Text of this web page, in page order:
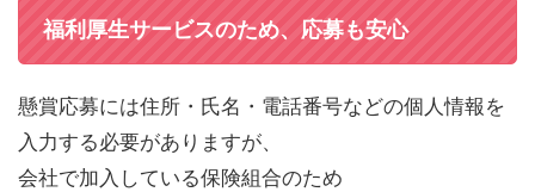
福利厚生サービスのため、応募も安心
懸賞応募には住所・氏名・電話番号などの個人情報を
入力する必要がありますが、
会社で加入している保険組合のため